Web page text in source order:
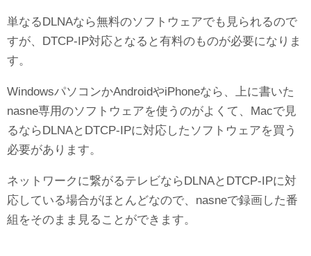
単なるDLNAなら無料のソフトウェアでも見られるので
すが、DTCP-IP対応となると有料のものが必要になりま
す。
WindowsパソコンかAndroidやiPhoneなら、上に書いた
nasne専用のソフトウェアを使うのがよくて、Macで見
るならDLNAとDTCP-IPに対応したソフトウェアを買う
必要があります。
ネットワークに繋がるテレビならDLNAとDTCP-IPに対
応している場合がほとんどなので、nasneで録画した番
組をそのまま見ることができます。